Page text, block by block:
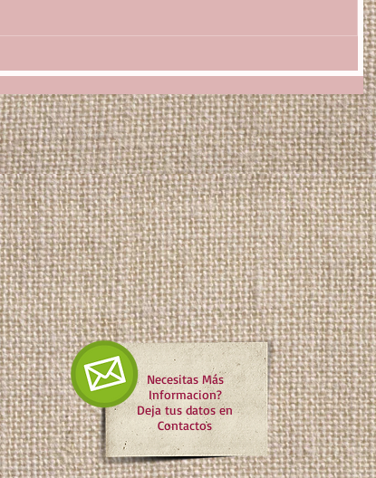
Necesitas Más
Informacion?
Deja tus datos en
Contactos